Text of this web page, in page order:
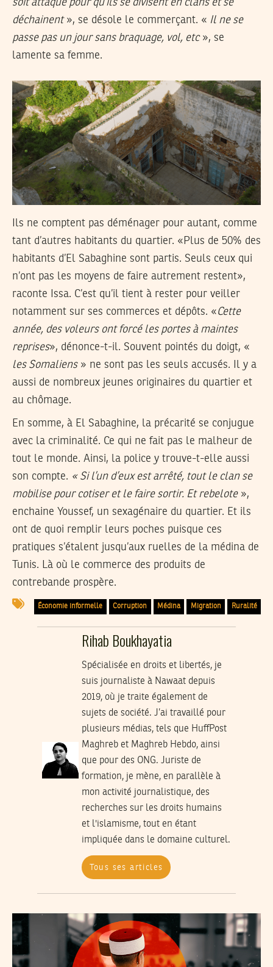
soit attaqué pour qu’ils se divisent en clans et se
déchainent», se désole le commerçant. « Il ne se
passe pas un jour sans braquage, vol, etc», se
lamente sa femme.
Ils ne comptent pas déménager pour autant, comme
tant d’autres habitants du quartier. «Plus de 50% des
habitants d’El Sabaghine sont partis. Seuls ceux qui
n’ont pas les moyens de faire autrement restent»,
raconte Issa. C’est qu’il tient à rester pour veiller
notamment sur ses commerces et dépôts. «Cette
année, des voleurs ont forcé les portes à maintes
reprises», dénonce-t-il. Souvent pointés du doigt, «
les Somaliens» ne sont pas les seuls accusés. Il y a
aussi de nombreux jeunes originaires du quartier et
au chômage.
En somme, à El Sabaghine, la précarité se conjugue
avec la criminalité. Ce qui ne fait pas le malheur de
tout le monde. Ainsi, la police y trouve-t-elle aussi
son compte. « Si l’un d’eux est arrêté, tout le clan se
mobilise pour cotiser et le faire sortir. Et rebelote»,
enchaine Youssef, un sexagénaire du quartier. Et ils
ont de quoi remplir leurs poches puisque ces
pratiques s’étalent jusqu’aux ruelles de la médina de
Tunis. Là où le commerce des produits de
contrebande prospère.
Économie informelle Corruption Médina Migration Ruralité
Rihab Boukhayatia
Spécialisée en droits et libertés, je
suis journaliste à Nawaat depuis
2019, où je traite également de
sujets de société. J’ai travaillé pour
plusieurs médias, tels que HuffPost
Maghreb et Maghreb Hebdo, ainsi
que pour des ONG. Juriste de
formation, je mène, en parallèle à
mon activité journalistique, des
recherches sur les droits humains
et l'islamisme, tout en étant
impliquée dans le domaine culturel.
Tous ses articles